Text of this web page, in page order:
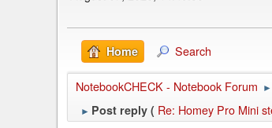
Home Search
NotebookCHECK - Notebook Forum ►
► Post reply ( Re: Homey Pro Mini